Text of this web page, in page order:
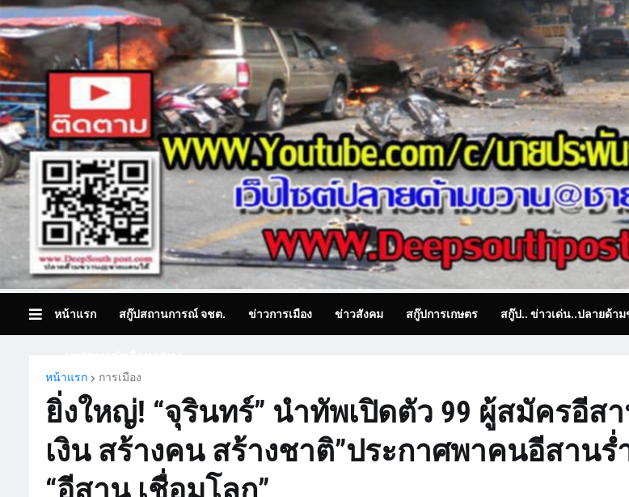
หน้าแรก สกู๊ปสถานการณ์ จชต. ข่าวการเมือง ข่าวสังคม สกู๊ปการเกษตร สกู๊ป.. ข่าวเด่น..ปลายด้า
หน้าแรก
การเมือง
ยิ่งใหญ่! “จุรินทร์” นำทัพเปิดตัว 99 ผู้สมัครอีสา
เงิน สร้างคน สร้างชาติ”ประกาศพาคนอีสานร่
“อีสาน เชื่อมโลก”